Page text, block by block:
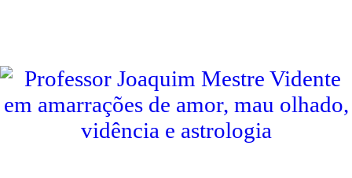
PROFESSOR JOAQUIM
CONSULTAS
CONTACTOS